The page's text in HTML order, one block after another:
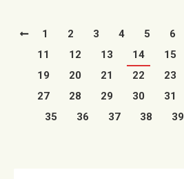
1 2 3 4 5 6
11
12 13 14 15
19
20 21 22 23
27
28 29 30 31
35
36 37 38 39